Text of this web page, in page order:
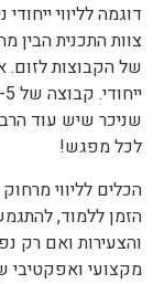
דוגמה לליווי
צוות התכנית הבין
של הקבוצות לזום.
שניכר שיש עוד
לכל מפגש!
הכלים לליווי
הזמן ללמוד,
והצעירות ואם רק
מקצועי ואפקטיבי